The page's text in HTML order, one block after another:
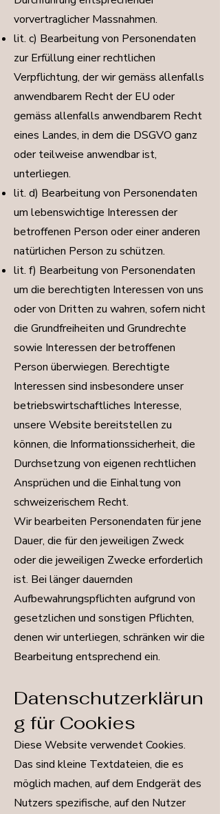
vorvertraglicher Massnahmen.
lit. c) Bearbeitung von Personendaten
zur Erfüllung einer rechtlichen
Verpflichtung, der wir gemäss allenfalls
anwendbarem Recht der EU oder
gemäss allenfalls anwendbarem Recht
eines Landes, in dem die DSGVO ganz
oder teilweise anwendbar ist,
unterliegen.
lit. d) Bearbeitung von Personendaten
um lebenswichtige Interessen der
betroffenen Person oder einer anderen
natürlichen Person zu schützen.
lit. f) Bearbeitung von Personendaten
um die berechtigten Interessen von uns
oder von Dritten zu wahren, sofern nicht
die Grundfreiheiten und Grundrechte
sowie Interessen der betroffenen
Person überwiegen. Berechtigte
Interessen sind insbesondere unser
betriebswirtschaftliches Interesse,
unsere Website bereitstellen zu
können, die Informationssicherheit, die
Durchsetzung von eigenen rechtlichen
Ansprüchen und die Einhaltung von
schweizerischem Recht.
Wir bearbeiten Personendaten für jene
Dauer, die für den jeweiligen Zweck
oder die jeweiligen Zwecke erforderlich
ist. Bei länger dauernden
Aufbewahrungspflichten aufgrund von
gesetzlichen und sonstigen Pflichten,
denen wir unterliegen, schränken wir die
Bearbeitung entsprechend ein.
Datenschutzerklärun
g für Cookies
Diese Website verwendet Cookies.
Das sind kleine Textdateien, die es
möglich machen, auf dem Endgerät des
Nutzers spezifische, auf den Nutzer